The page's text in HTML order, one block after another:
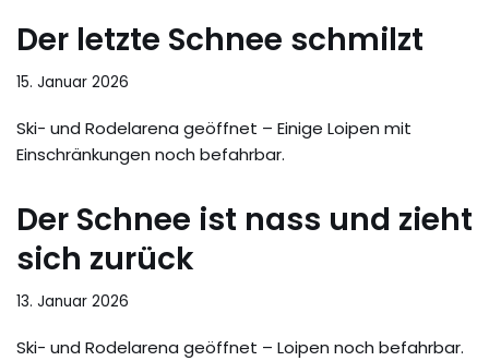
Der letzte Schnee schmilzt
15. Januar 2026
Ski- und Rodelarena geöffnet – Einige Loipen mit
Einschränkungen noch befahrbar.
Der Schnee ist nass und zieht
sich zurück
13. Januar 2026
Ski- und Rodelarena geöffnet – Loipen noch befahrbar.